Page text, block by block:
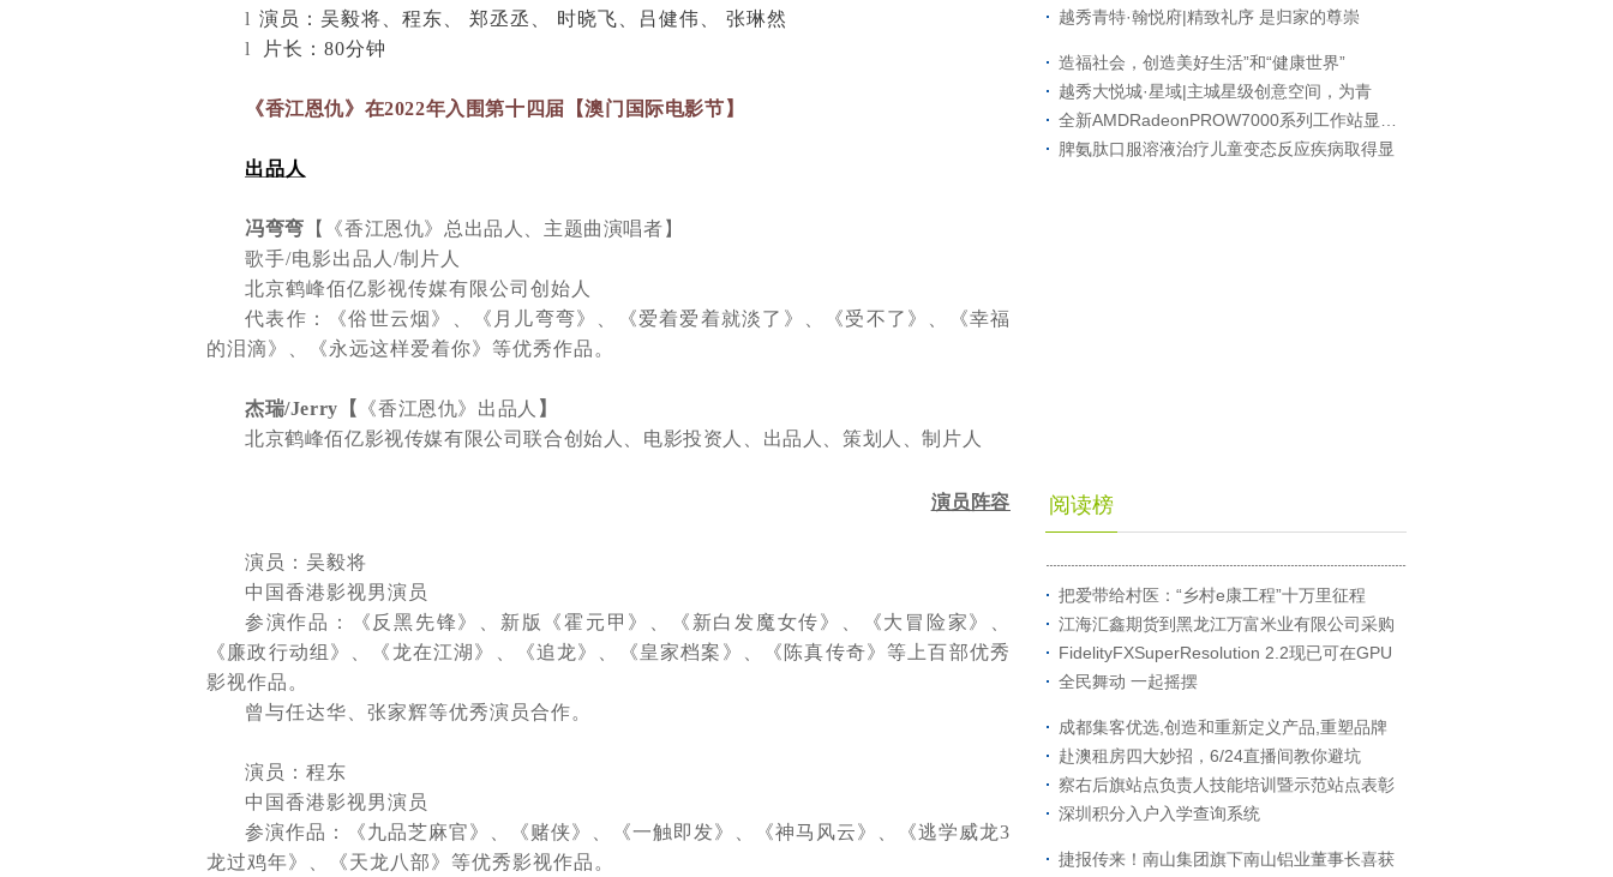
l 演员：吴毅将、程东、 郑丞丞、 时晓飞、吕健伟、
张琳然
l
片长： 80分钟
《香江恩仇》在2022年入围第十四届【澳门国际电影节】
出品人
冯弯弯 【《香江恩仇》总出品人、主题曲演唱者】
歌手/电影出品人 /制片人
北京鹤峰佰亿影视传媒有限公司创始人
代表作：
《俗世云烟》、
《月儿弯弯》、《爱着爱着就淡了》、《受不了》、《幸福
的泪滴》、《永远这样爱着你》等优秀作品。
杰瑞/Jerry 【 《香江恩仇》出品人 】
北京鹤峰佰亿影视传媒有限公司联合创始人、电影投资人、出品人、策划人、制片人
演员阵容
演员：吴毅将
中国香港影视男演员
参演作品：《反黑先锋》、新版《霍元甲》、《新白发魔女传》、《大冒险家》、
《廉政行动组》、《龙在江湖》、《追龙》、《皇家档案》、《陈真传奇》等上百部优秀
影视作品。
曾与任达华、张家辉等优秀演员合作。
演员：程东
中国香港影视男演员
参演作品：《九品芝麻官》、《赌侠》、《一触即发》、《神马风云》、《逃学威龙3
龙过鸡年》、《天龙八部》等优秀影视作品。
越秀青特·翰悦府|精致礼序 是归家的尊崇
造福社会，创造美好生活”和“健康世界”
越秀大悦城·星域|主城星级创意空间，为青
脾氨肽口服溶液治疗儿童变态反应疾病取得显
阅读榜
把爱带给村医：“乡村e康工程”十万里征程
江海汇鑫期货到黑龙江万富米业有限公司采购
FidelityFXSuperResolution 2.2现已可在GPU
全民舞动 一起摇摆
成都集客优选,创造和重新定义产品,重塑品牌
赴澳租房四大妙招，6/24直播间教你避坑
察右后旗站点负责人技能培训暨示范站点表彰
深圳积分入户入学查询系统
捷报传来！南山集团旗下南山铝业董事长喜获